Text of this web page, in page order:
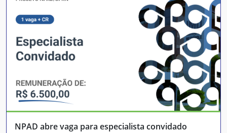
NPAD abre vaga para especialista convidado